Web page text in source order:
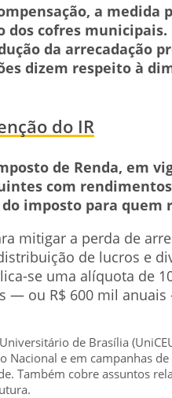
a medida
dos cofres
da arrecadação
dizem respeito à
do IR
de Renda, em
com
imposto para quem
mitigar a perda de
de lucros e
se uma alíquota de
— ou R$ 600 mil
de Brasília
Nacional e em campanhas
Também cobre assuntos